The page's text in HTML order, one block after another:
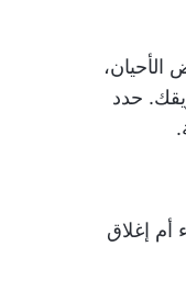
حدد
أم إغلاق